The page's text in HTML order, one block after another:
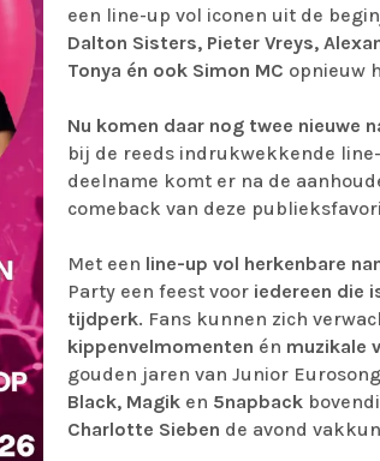
een line-up vol iconen uit de
Dalton Sisters, Pieter Vreys,
Tonya én ook Simon MC opnieuw
Nu komen daar nog twee nieuwe
bij de reeds indrukwekkende
deelname komt er na de
comeback van deze
Met een line-up vol herkenbare
Party een feest voor iedereen die
tijdperk. Fans kunnen zich
kippenvelmomenten én muzikale
gouden jaren van Junior
Black, Magik en 5napback
Charlotte Sieben de avond